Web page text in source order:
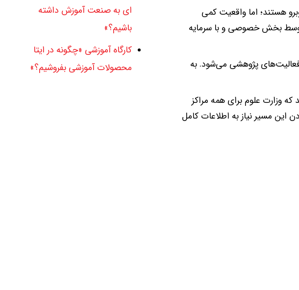
هستند؛ اما واقعیت کمی
توسط بخش خصوصی و با سرمایه
پژوهشی می‌شود. به
وزارت علوم برای همه مراکز
مسیر نیاز به اطلاعات کامل
ای به صنعت آموزش داشته
باشیم؟»
کارگاه آموزشی «چگونه در ایتا
محصولات آموزشی بفروشیم؟»